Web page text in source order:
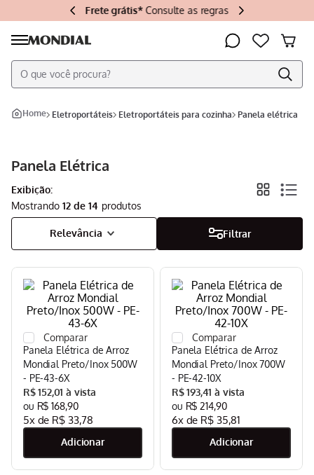
Frete grátis*Consulte as regras
O que você procura?
eletroportáteis eletroportáteis para cozinha panela elétrica
Panela Elétrica
Exibição:
Mostrando 12 de 14
Relevância Filtrar
Panela Elétrica de Arroz
Mondial Preto/Inox 500W
- PE-43-6X
R$ 152,01
R$ 168,90
5x de R$ 33,78
Panela Elétrica de Arroz
Mondial Preto/Inox 700W
- PE-42-10X
R$ 193,41
R$ 214,90
6x de R$ 35,81
Termos mais buscados
2º Air Fryer
3º Sanduicheira
4º Microondas
Liquidificador
7 Tv
8º Cafeteira
9 Fone
10 Escova Rotativa